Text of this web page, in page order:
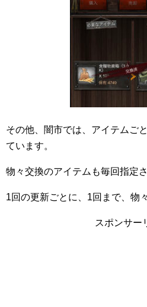
その他、闇市では、アイテムご
ています。
物々交換のアイテムも毎回指定
1回の更新ごとに、1回まで、物
スポンサー